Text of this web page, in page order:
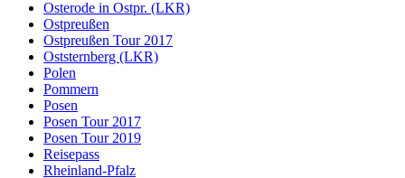
Osterode in Ostpr. (LKR)
Ostpreußen
Ostpreußen Tour 2017
Oststernberg (LKR)
Polen
Pommern
Posen
Posen Tour 2017
Posen Tour 2019
Reisepass
Rheinland-Pfalz